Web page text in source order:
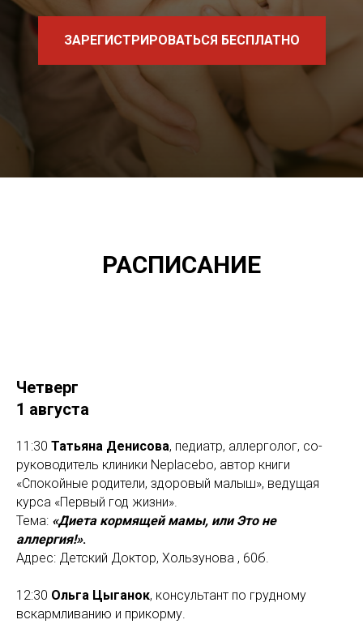
ЗАРЕГИСТРИРОВАТЬСЯ БЕСПЛАТНО
РАСПИСАНИЕ
Четверг
1 августа
11:30 Татьяна Денисова, педиатр, аллерголог, со-
руководитель клиники Neplacebo, автор книги
«Спокойные родители, здоровый малыш», ведущая
курса «Первый год жизни».
Тема: «Диета кормящей мамы, или Это не
аллергия!».
Адрес: Детский Доктор, Хользунова , 60б.
12:30 Ольга Цыганок, консультант по грудному
вскармливанию и прикорму.